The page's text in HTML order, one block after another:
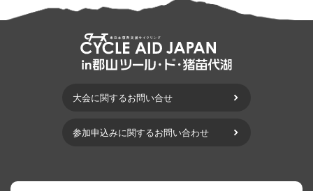
大会に関するお問い合せ
参加申込みに関するお問い合わせ